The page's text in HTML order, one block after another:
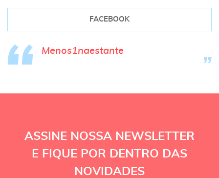
FACEBOOK
Menos1naestante
ASSINE NOSSA NEWSLETTER
E FIQUE POR DENTRO DAS
NOVIDADES